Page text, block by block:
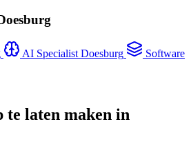
AI Specialist Doesburg
Software
laten maken in